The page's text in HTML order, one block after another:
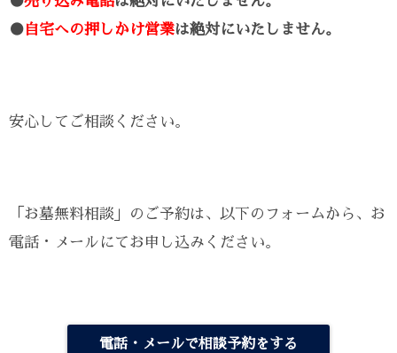
● 自宅への押しかけ営業は絶対にいたしません。
安心してご相談ください。
「お墓無料相談」のご予約は、以下のフォームから、お
電話・メールにてお申し込みください。
電話・メールで相談予約をする